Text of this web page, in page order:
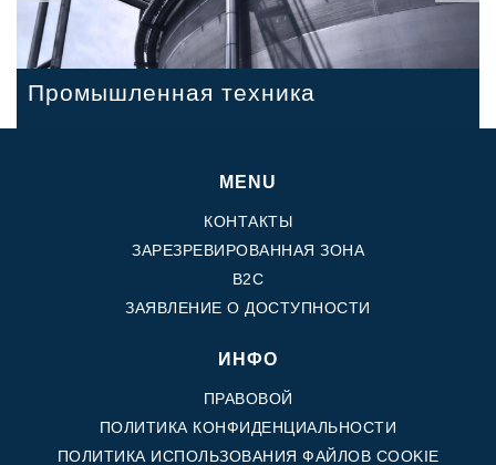
Сельского хозяйства
Строительная техника
Промышленная техника
Precedente
MENU
КОНТАКТЫ
ЗАРЕЗРЕВИРОВАННАЯ ЗОНА
B2C
ЗАЯВЛЕНИЕ О ДОСТУПНОСТИ
ИНФО
ПРАВОВОЙ
ПОЛИТИКА КОНФИДЕНЦИАЛЬНОСТИ
ПОЛИТИКА ИСПОЛЬЗОВАНИЯ ФАЙЛОВ COOKIE